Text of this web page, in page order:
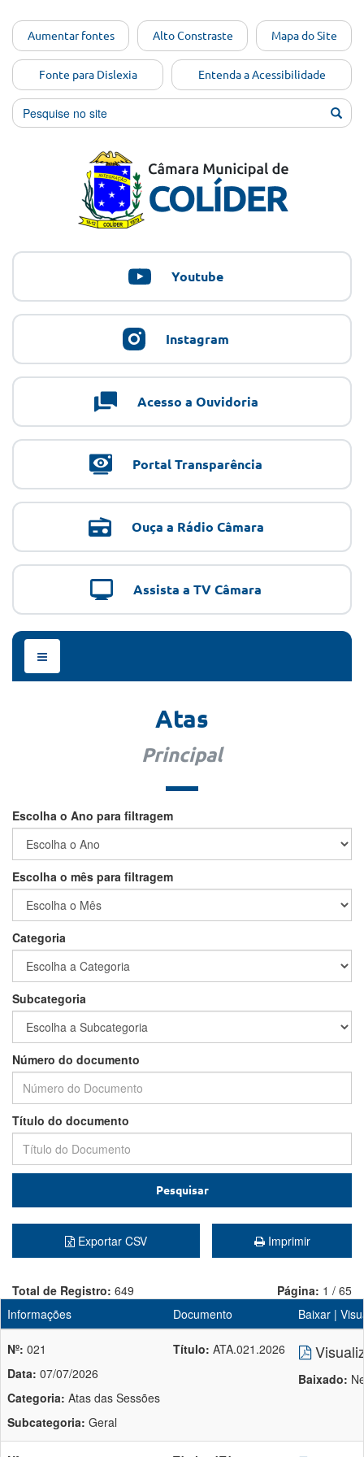
conteúdo
[Alt+1]
Ir para
o menu
[Alt+2]
[Alt+4]
Aumentar fontes Alto Constraste Mapa do Site
Fonte para Dislexia Entenda a Acessibilidade
Youtube
Instagram
Acesso a Ouvidoria
Portal Transparência
Ouça a Rádio Câmara
Assista a TV Câmara
Menu
de
Atas
Principal
Escolha o Ano para filtragem
Escolha o mês para filtragem
Categoria
Subcategoria
Número do documento
Título do documento
Pesquisar
Exportar CSV Imprimir
Total de Registro: 649 Página: 1 / 65
Informações
Documento Baixar |
Nº: 021
Data: 07/07/2026
Categoria: Atas das Sessões
Subcategoria: Geral
Título: ATA.021.2026
Baixado: